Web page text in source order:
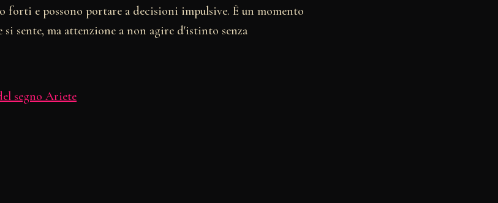
forti e possono portare a decisioni impulsive. È un momento
si sente, ma attenzione a non agire d'istinto senza
segno Ariete